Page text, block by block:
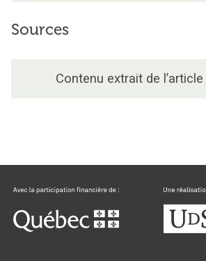
Sources
Contenu extrait de l’article